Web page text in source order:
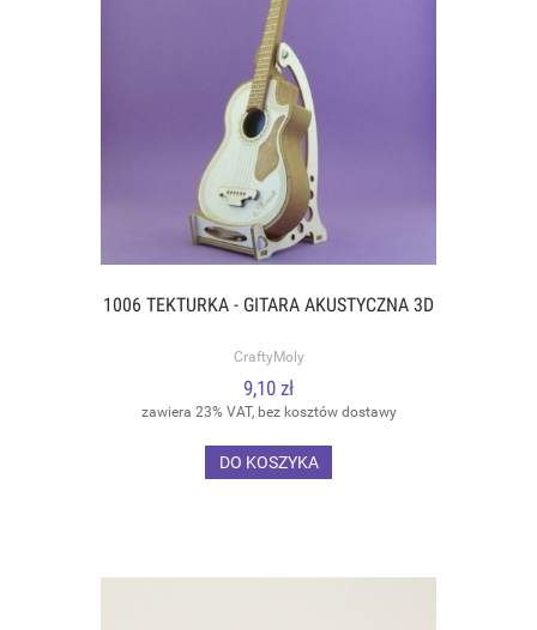
1006 TEKTURKA - GITARA AKUSTYCZNA 3D
CraftyMoly
9,10 zł
zawiera 23% VAT, bez kosztów dostawy
DO KOSZYKA